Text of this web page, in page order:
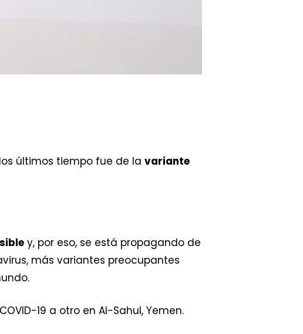
últimos tiempo fue de la variante
y, por eso, se está propagando de
más variantes preocupantes